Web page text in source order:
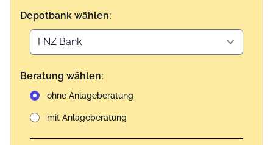
Depotbank wählen:
Beratung wählen:
ohne Anlageberatung
mit Anlageberatung